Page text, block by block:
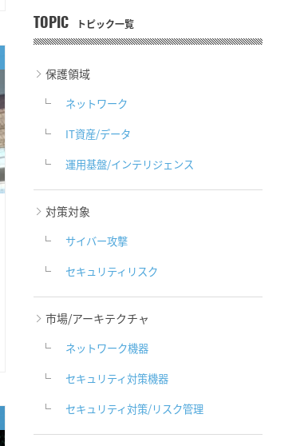
TOPIC トピック一覧
保護領域
ネットワーク
IT資産/データ
運用基盤/インテリジェンス
対策対象
サイバー攻撃
セキュリティリスク
市場/アーキテクチャ
ネットワーク機器
セキュリティ対策機器
セキュリティ対策/リスク管理